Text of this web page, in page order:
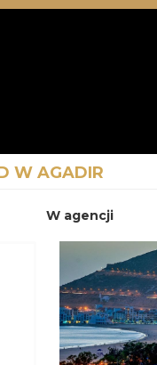
W AGADIR
W agencji